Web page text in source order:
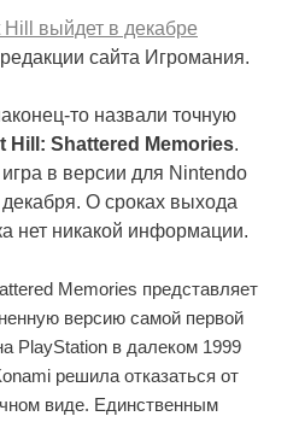
выйдет в декабре
сайта Игромания.
то назвали точную
Hill: Shattered Memories.
в версии для Nintendo
О сроках выхода
нет никакой информации.
Memories представляет
версию самой первой
PlayStation в далеком 1999
решила отказаться от
виде. Единственным